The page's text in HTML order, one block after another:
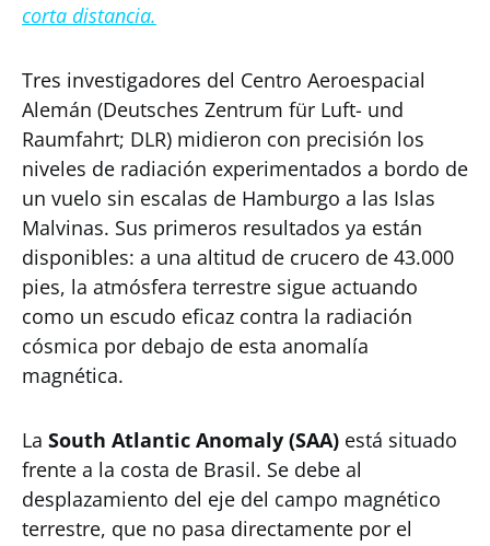
corta distancia.
Tres investigadores del Centro Aeroespacial
Alemán (Deutsches Zentrum für Luft- und
Raumfahrt; DLR) midieron con precisión los
niveles de radiación experimentados a bordo de
un vuelo sin escalas de Hamburgo a las Islas
Malvinas. Sus primeros resultados ya están
disponibles: a una altitud de crucero de 43.000
pies, la atmósfera terrestre sigue actuando
como un escudo eficaz contra la radiación
cósmica por debajo de esta anomalía
magnética.
La South Atlantic Anomaly (SAA) está situado
frente a la costa de Brasil. Se debe al
desplazamiento del eje del campo magnético
terrestre, que no pasa directamente por el